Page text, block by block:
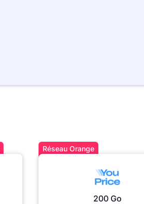
Réseau Orange
200 Go